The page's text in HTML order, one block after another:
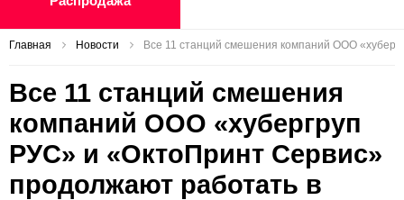
Главная Новости Все 11 станций смешения компаний ООО
Все 11 станций смешения
компаний ООО «хубергруп
РУС» и «ОктоПринт Сервис»
продолжают работать в